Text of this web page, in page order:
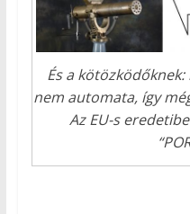
És a kötözködőknek:
nem automata, így
Az EU-s